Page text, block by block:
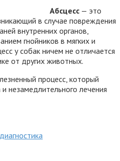
Абсцесс — это
в случае повреждения
внутренних органов,
гнойников в мягких и
у собак ничем не отличается
от других животных.
процесс, который
незамедлительного лечения